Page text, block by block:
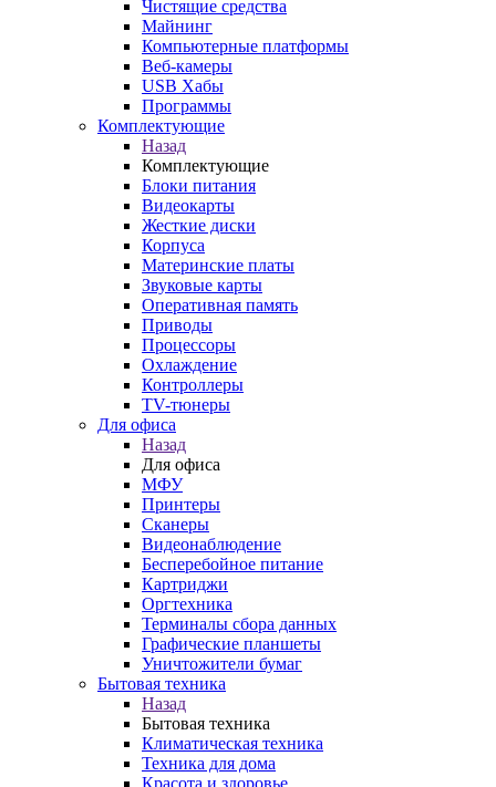
Чистящие средства
Майнинг
Компьютерные платформы
Веб-камеры
USB Хабы
Программы
Комплектующие
Назад
Комплектующие
Блоки питания
Видеокарты
Жесткие диски
Корпуса
Материнские платы
Звуковые карты
Оперативная память
Приводы
Процессоры
Охлаждение
Контроллеры
TV-тюнеры
Для офиса
Назад
Для офиса
МФУ
Принтеры
Сканеры
Видеонаблюдение
Бесперебойное питание
Картриджи
Оргтехника
Терминалы сбора данных
Графические планшеты
Уничтожители бумаг
Бытовая техника
Назад
Бытовая техника
Климатическая техника
Техника для дома
Красота и здоровье